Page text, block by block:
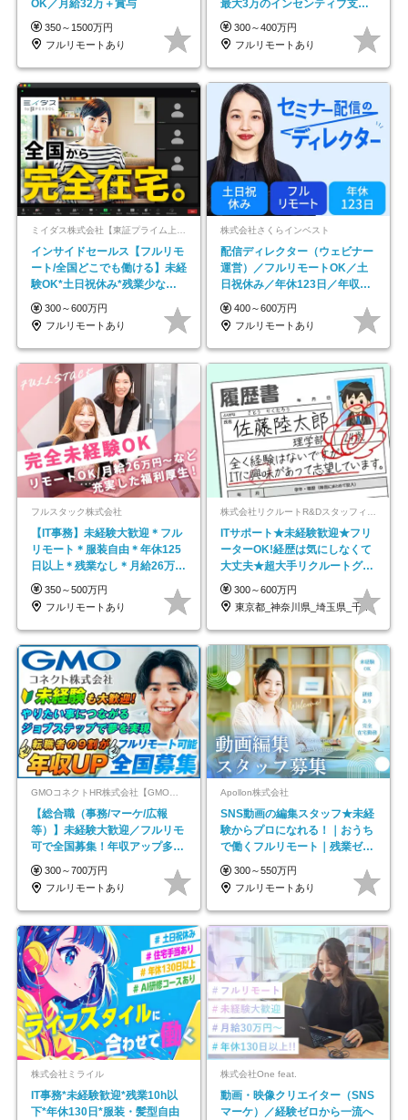
OK／月給32万＋賞与
350～1500万円
フルリモートあり
最大3万のインセンティブ支給/
平均年齢33歳
300～400万円
フルリモートあり
ミイダス株式会社【東証プライム上場パーソルグループ】
インサイドセールス【フルリモ
ート/全国どこでも働ける】未経
験OK*土日祝休み*残業少なめ*
在宅勤務手当あり
300～600万円
フルリモートあり
株式会社さくらインベスト
配信ディレクター（ウェビナー
運営）／フルリモートOK／土
日祝休み／年休123日／年収
600万円可
400～600万円
フルリモートあり
フルスタック株式会社
【IT事務】未経験大歓迎＊フル
リモート＊服装自由＊年休125
日以上＊残業なし＊月給26万円
以上
350～500万円
フルリモートあり
ITサポート★未経験歓迎★フリ
ーターOK!経歴は気にしなくて
大丈夫★超大手リクルートグル
ープの正社員/sg
300～600万円
東京都_神奈川県_埼玉県_千葉県_大阪府…
GMOコネクトHR株式会社【GMOインターネットグループ】
【総合職（事務/マーケ/広報
等）】未経験大歓迎／フルリモ
可で全国募集！年収アップ多数
★年休最大130日★
300～700万円
フルリモートあり
Apollon株式会社
SNS動画の編集スタッフ★未経
験からプロになれる！｜おうち
で働くフルリモート｜残業ゼロ
で18時退勤◎
300～550万円
フルリモートあり
株式会社ミライル
IT事務*未経験歓迎*残業10h以
下*年休130日*服装・髪型自由
株式会社One feat.
動画・映像クリエイター（SNS
マーケ）／経験ゼロから一流へ